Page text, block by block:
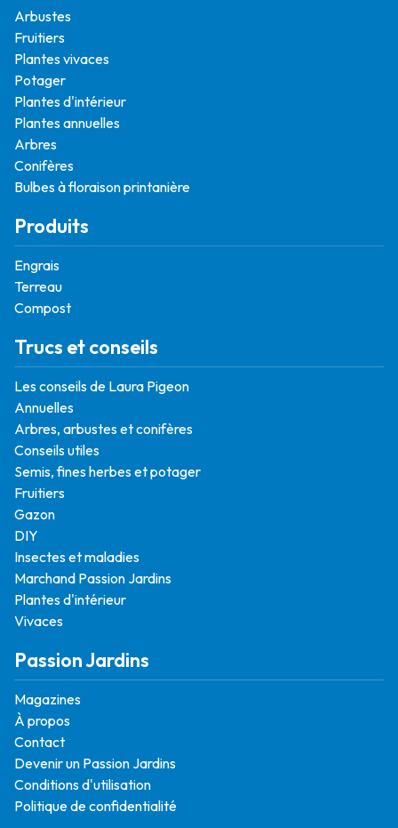
Arbustes
Fruitiers
Plantes vivaces
Potager
Plantes d'intérieur
Plantes annuelles
Arbres
Conifères
Bulbes à floraison printanière
Produits
Engrais
Terreau
Compost
Trucs et conseils
Les conseils de Laura Pigeon
Annuelles
Arbres, arbustes et conifères
Conseils utiles
Semis, fines herbes et potager
Fruitiers
Gazon
DIY
Insectes et maladies
Marchand Passion Jardins
Plantes d'intérieur
Vivaces
Passion Jardins
Magazines
À propos
Contact
Devenir un Passion Jardins
Conditions d'utilisation
Politique de confidentialité